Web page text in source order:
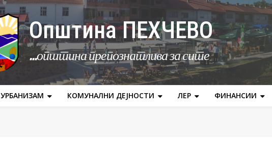
Општина ПЕХЧЕВО
...општина препознатлива за сите
УРБАНИЗАМ КОМУНАЛНИ ДЕЈНОСТИ ЛЕР ФИНАНСИИ